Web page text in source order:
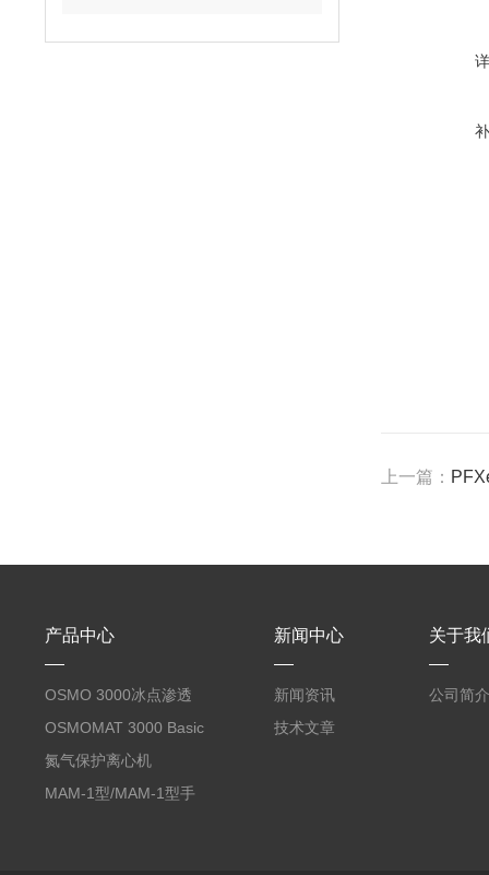
上一篇：
产品中心
OSMO 3000冰点渗透
压仪
OSMOMAT 3000 Basic
冰点渗透压仪
氮气保护离心机
MAM-1型/MAM-1型手
新闻中心
新闻资讯
技术文章
关于我
公司简介